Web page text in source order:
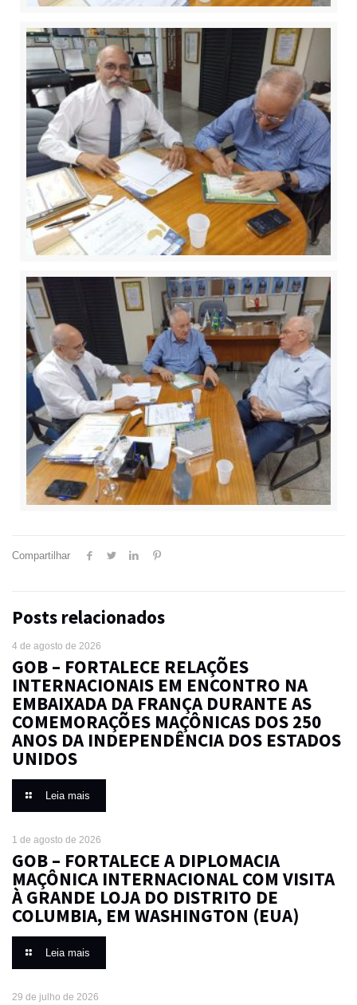
Compartilhar
Posts relacionados
4 de agosto de 2026
GOB – FORTALECE RELAÇÕES
INTERNACIONAIS EM ENCONTRO NA
EMBAIXADA DA FRANÇA DURANTE AS
COMEMORAÇÕES MAÇÔNICAS DOS 250
ANOS DA INDEPENDÊNCIA DOS ESTADOS
UNIDOS
Leia mais
1 de agosto de 2026
GOB – FORTALECE A DIPLOMACIA
MAÇÔNICA INTERNACIONAL COM VISITA
À GRANDE LOJA DO DISTRITO DE
COLUMBIA, EM WASHINGTON (EUA)
Leia mais
29 de julho de 2026